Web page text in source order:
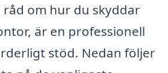
råd om hur du skyddar
är en professionell
stöd. Nedan följer